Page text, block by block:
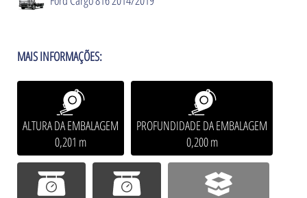
MAIS INFORMAÇÕES:
ALTURA DA EMBALAGEM
0,201 m
PROFUNDIDADE DA EMBALAGEM
0,200 m